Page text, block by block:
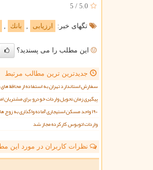
5.0
/
5
تگهای خبر: ارزیابی , بانك ,
این مطلب را می پسندید؟
جدیدترین ترین مطالب مرتبط
سفارش استاندارد تهران به استفاده از محافظ های
پیگیری زمان تحویل واردات خودرو برای مشتریان
۱۹۰ واحد مسکن استیجاری آماده واگذاری به زوج های جوان است
واردات اتوبوس کارکرده مجاز شد
نظرات کاربران در مورد این